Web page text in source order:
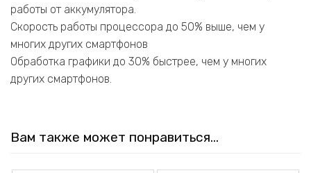
работы от аккумулятора.
Скорость работы процессора до 50% выше, чем у
многих других смартфонов
Обработка графики до 30% быстрее, чем у многих
других смартфонов.
Вам также может понравиться…